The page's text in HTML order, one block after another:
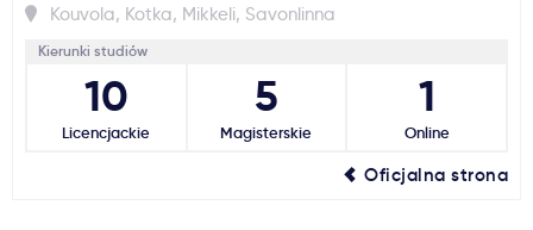
Kouvola, Kotka, Mikkeli, Savonlinna
Kierunki studiów
10
Licencjackie
5
Magisterskie
1
Online
Oficjalna strona